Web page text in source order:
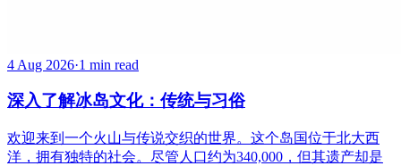
4 Aug 2026·1 min read
深入了解冰岛文化：传统与习俗
欢迎来到一个火山与传说交织的世界。这个岛国位于北大西
洋，拥有独特的社会。尽管人口约为340,000，但其遗产却是